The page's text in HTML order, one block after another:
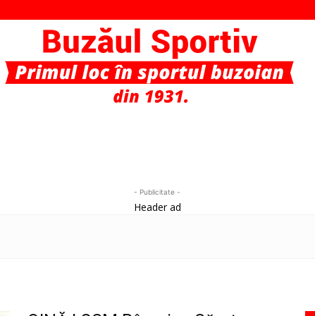
- Publicitate -
Header ad